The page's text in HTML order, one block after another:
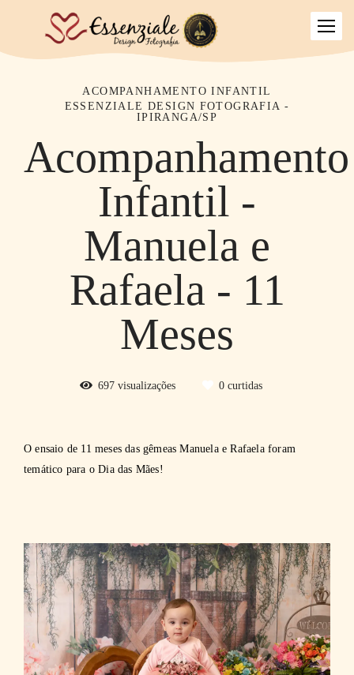
ACOMPANHAMENTO INFANTIL
ESSENZIALE DESIGN FOTOGRAFIA -
IPIRANGA/SP
Acompanhamento
Infantil -
Manuela e
Rafaela - 11
Meses
697 visualizações 0 curtidas
O ensaio de 11 meses das gêmeas Manuela e Rafaela foram
temático para o Dia das Mães!